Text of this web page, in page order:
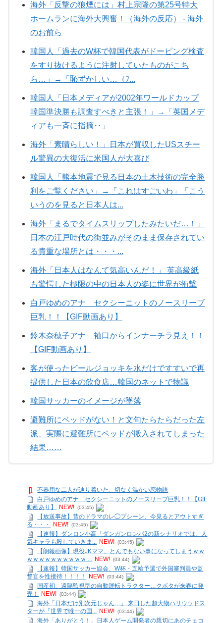
海外「反撃の狼煙には」村上宗隆の第25号特大
ホームランに海外大興奮！（海外の反応） - 海外
のお前ら
韓国人「過去のW杯で韓国代表がドーピング検査
をすり抜けるように注射していたものがこち
ら…」→「恥ずかしい…（ﾌ...
韓国人「日本メディアが2002年ワールドカップ
韓国準決勝も調査すべきと主張！」→「英国メデ
ィアも一斉に指摘‥」
海外「素晴らしい！」日本が買収したUSスチー
ル驚異の大復活に米国人が大喜び
韓国人「熊本地震で見る日本の土木技術の完全勝
利をご覧ください」→「これはすごいわ」「こう
いうのを見ると日本人は...
海外「まるでタイムスリップしたみたいだ…！」
日本の江戸時代の街並みがそのまま保存されてい
る貴重な場所とは・・・...
海外「日本人はなんて気高いんだ！」 英高級紙
も驚愕した極限の中の日本人の姿に世界が衝撃
白戸ゆめのアナ セクシーニットのノースリーブ
巨乳！！【GIF動画あり】
鈴木奈穂子アナ 袖口からインナーチラ見え！！
【GIF動画あり】
客が使ったビールジョッキを水だけですすいで再
提供した日本の飲食店…韓国のネットで物議
韓国サッカーのイメージが墜落
避難所にベッドがない！と文句たらたらだった左
派、実際に避難所にベッドが搬入されてしまった
結果……
不器用な二人が辿り着いた、切なく温かい恋物語
白戸ゆめのアナ セクシーニットのノースリーブ巨乳！！【GIF
動画あり】
NEW! (03:45)
【放送事故】昔のドラマのレ◯プシーン、今見るとアウトすぎ
る・・・
NEW! (03:45)
【速報】ダンロン小高「ダンガンロンパ2の新シナリオでは、人
気キャラも殺していきま...
NEW! (03:45)
【朗報画像】現役JKママ、とんでもない事になってしまうｗｗ
ｗｗｗｗｗｗｗｗｗｗ ...
NEW! (03:44)
【速報】韓国サッカー協会、W杯・五輪予選で外国審判員や監
督官を性接待！！！！
NEW! (03:44)
国産初、遠隔監視型の自動運転トラクター…クボタが来春に発
売！
NEW! (03:44)
海外「日本だけ別次元じゃん…」 来日した超大物ハリウッドス
ターが『世界で唯一の国...
NEW! (03:44)
海外「ありがとう！」日本人ゲーム開発者の親切にあのチェコ